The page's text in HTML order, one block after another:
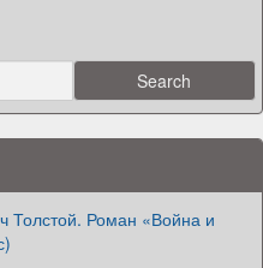
Толстой. Роман «Война и